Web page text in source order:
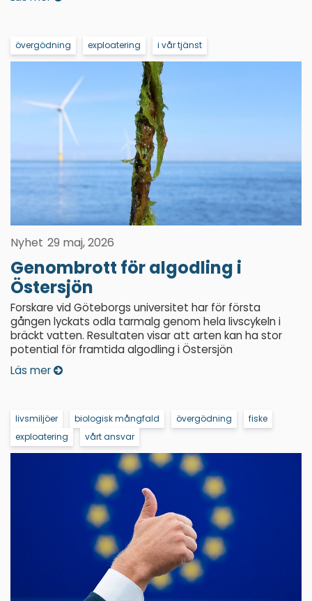
övergödning exploatering i vår tjänst
Nyhet 29 maj, 2026
Genombrott för algodling i
Östersjön
Forskare vid Göteborgs universitet har för första
gången lyckats odla tarmalg genom hela livscykeln i
bräckt vatten. Resultaten visar att arten kan ha stor
potential för framtida algodling i Östersjön
Läs mer
livsmiljöer biologisk mångfald övergödning
fiske
exploatering
vårt ansvar